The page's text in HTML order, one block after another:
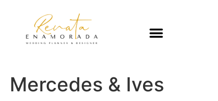
Mercedes & Ives